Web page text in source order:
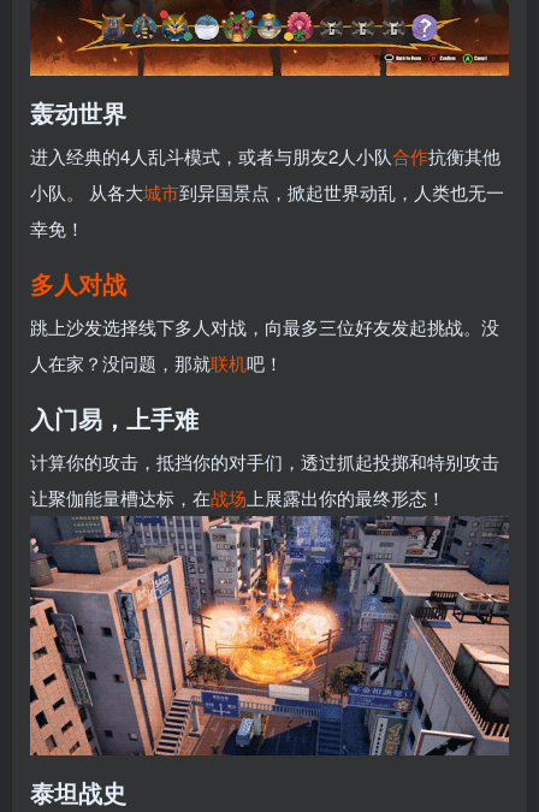
轰动世界
进入经典的4人乱斗模式，或者与朋友2人小队合作抗衡其他
小队。 从各大城市到异国景点，掀起世界动乱，人类也无一
幸免！
多人对战
跳上沙发选择线下多人对战，向最多三位好友发起挑战。没
人在家？没问题，那就联机吧！
入门易，上手难
计算你的攻击，抵挡你的对手们，透过抓起投掷和特别攻击
让聚伽能量槽达标，在战场 上展露出你的最终形态！
泰坦战史